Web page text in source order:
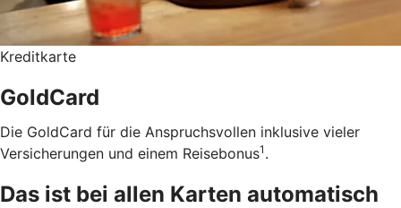
Kreditkarte
GoldCard
Die GoldCard für die Anspruchsvollen inklusive vieler
Versicherungen und einem Reisebonus1 .
Das ist bei allen Karten automatisch